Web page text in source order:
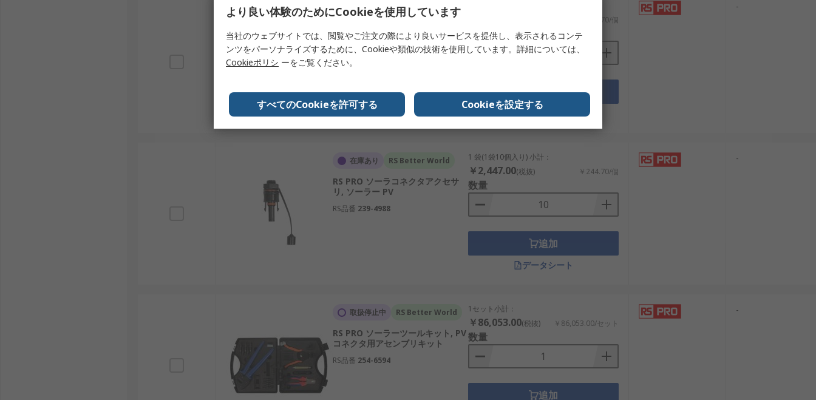
在庫あり RS Better World
RS PRO ソーラコネクタアクセサ
リ, ソーラー PV
RS品番
￥244.70/個
数量
追加
データシート
-
在庫あり RS Better World
RS PRO ソーラコネクタアクセサ
リ, ソーラー PV
RS品番 239-4988
1 袋(1袋10個入り) 小計：
￥2,447.00(税抜) ￥244.70/個
数量
追加
データシート
-
取扱停止中 RS Better World
RS PRO ソーラーツールキット, PV
コネクタ用アセンブリキット
RS品番 254-6594
1セット小計：
￥86,053.00(税抜) ￥86,053.00/セット
数量
追加
-
より良い体験のためにCookieを使用しています
当社のウェブサイトでは、閲覧やご注文の際により良いサービスを提供し、表示されるコンテ
ンツをパーソナライズするために、Cookieや類似の技術を使用しています。詳細については、
Cookieポリシ ーをご覧ください。
すべてのCookieを許可する Cookieを設定する